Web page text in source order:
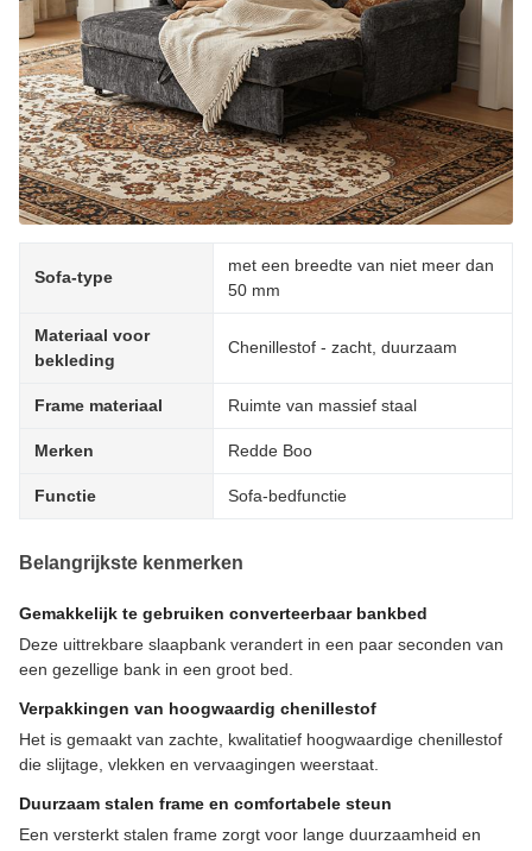
Sofa-type
met een breedte van niet meer dan
50 mm
Materiaal voor
bekleding
Chenillestof - zacht, duurzaam
Frame materiaal Ruimte van massief staal
Merken Redde Boo
Functie Sofa-bedfunctie
Belangrijkste kenmerken
Gemakkelijk te gebruiken converteerbaar bankbed
Deze uittrekbare slaapbank verandert in een paar seconden van
een gezellige bank in een groot bed.
Verpakkingen van hoogwaardig chenillestof
Het is gemaakt van zachte, kwalitatief hoogwaardige chenillestof
die slijtage, vlekken en vervaagingen weerstaat.
Duurzaam stalen frame en comfortabele steun
Een versterkt stalen frame zorgt voor lange duurzaamheid en